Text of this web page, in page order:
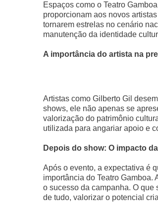
Espaços como o Teatro
proporcionam aos novos
tornarem estrelas no cenário
manutenção da identidade
A importância do artista na
Artistas como Gilberto Gil
shows, ele não apenas se
valorização do patrimônio
utilizada para angariar apoio e
Depois do show: O impacto
Após o evento, a expectativa é
importância do Teatro
o sucesso da campanha. O que
de tudo, valorizar o potencial